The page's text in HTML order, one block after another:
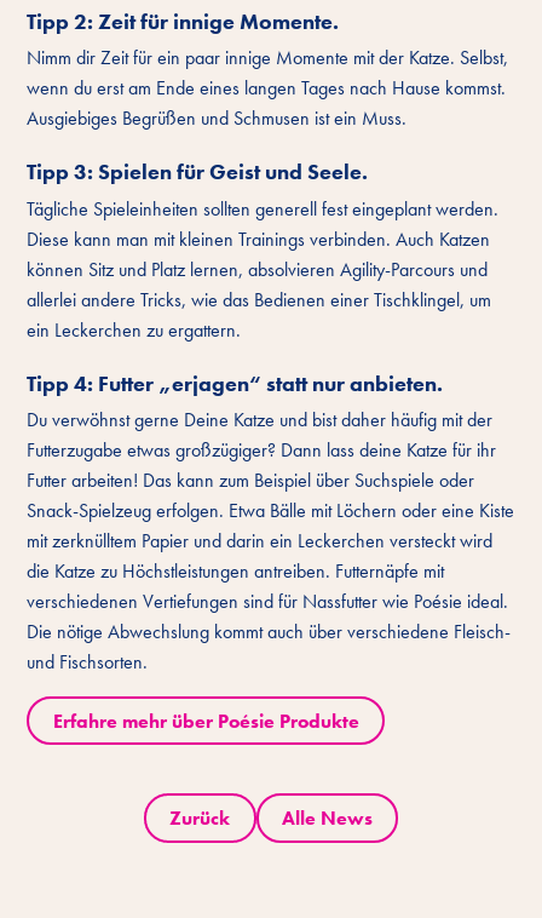
Tipp 2: Zeit für innige Momente.
Nimm dir Zeit für ein paar innige Momente mit der Katze. Selbst,
wenn du erst am Ende eines langen Tages nach Hause kommst.
Ausgiebiges Begrüßen und Schmusen ist ein Muss.
Tipp 3: Spielen für Geist und Seele.
Tägliche Spieleinheiten sollten generell fest eingeplant werden.
Diese kann man mit kleinen Trainings verbinden. Auch Katzen
können Sitz und Platz lernen, absolvieren Agility-Parcours und
allerlei andere Tricks, wie das Bedienen einer Tischklingel, um
ein Leckerchen zu ergattern.
Tipp 4: Futter „erjagen“ statt nur anbieten.
Du verwöhnst gerne Deine Katze und bist daher häufig mit der
Futterzugabe etwas großzügiger? Dann lass deine Katze für ihr
Futter arbeiten! Das kann zum Beispiel über Suchspiele oder
Snack-Spielzeug erfolgen. Etwa Bälle mit Löchern oder eine Kiste
mit zerknülltem Papier und darin ein Leckerchen versteckt wird
die Katze zu Höchstleistungen antreiben. Futternäpfe mit
verschiedenen Vertiefungen sind für Nassfutter wie Poésie ideal.
Die nötige Abwechslung kommt auch über verschiedene Fleisch-
und Fischsorten.
Erfahre mehr über Poésie Produkte
Zurück Alle News